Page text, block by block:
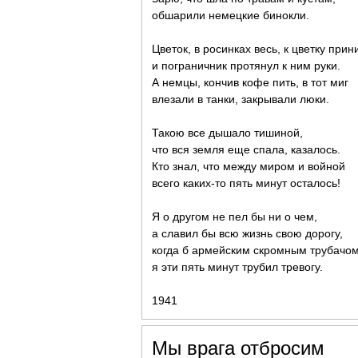
обшарили немецкие бинокли.
Цветок, в росинках весь, к цветку
и пограничник протянул к ним руки.
А немцы, кончив кофе пить, в тот миг
влезали в танки, закрывали люки.
Такою все дышало тишиной,
что вся земля еще спала, казалось.
Кто знал, что между миром и войной
всего каких-то пять минут осталось!
Я о другом не пел бы ни о чем,
а славил бы всю жизнь свою дорогу,
когда б армейским скромным
я эти пять минут трубил тревогу.
1941
Мы врага отбросим